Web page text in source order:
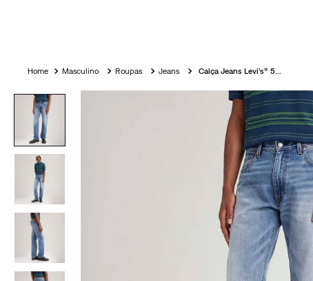
Masculino Roupas Jeans Calça Jeans Levi's® 555® Relaxed Straight Lavagem Média